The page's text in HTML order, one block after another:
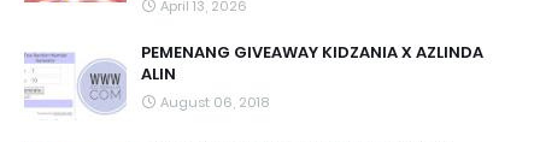
April 13, 2026
PEMENANG GIVEAWAY KIDZANIA X AZLINDA
ALIN
August 06, 2018